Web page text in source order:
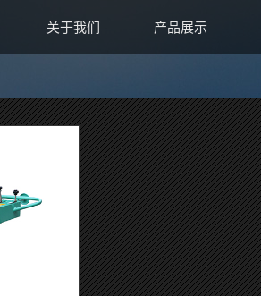
关于我们 产品展示